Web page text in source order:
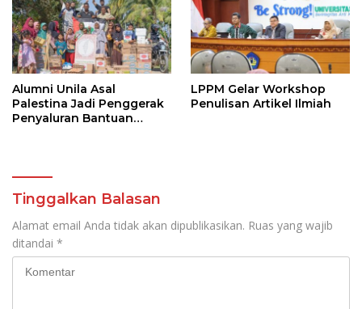
Alumni Unila Asal
Palestina Jadi Penggerak
Penyaluran Bantuan
LPPM Gelar Workshop
Penulisan Artikel Ilmiah
Tinggalkan Balasan
Alamat email Anda tidak akan dipublikasikan. Ruas yang wajib
ditandai *